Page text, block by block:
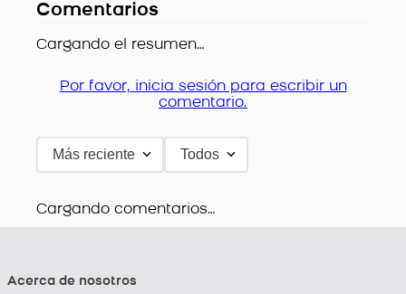
Comentarios
Cargando el resumen…
Por favor, inicia sesión para escribir un
comentario.
Más reciente Todos
Cargando comentarios…
Acerca de nosotros